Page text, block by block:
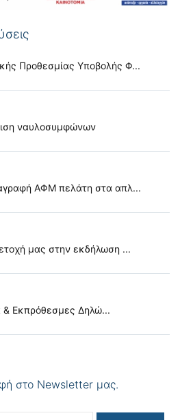
Προθεσμίας Υποβολής Φ...
ναυλοσυμφώνων
ΑΦΜ πελάτη στα απλ...
μας στην εκδήλωση ...
Εκπρόθεσμες Δηλώ...
στο Newsletter μας.